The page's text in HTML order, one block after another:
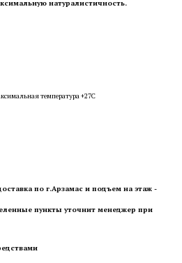
натуралистичность.
температура +27С
по г.Арзамас и подъем на этаж -
пункты уточнит менеджер при